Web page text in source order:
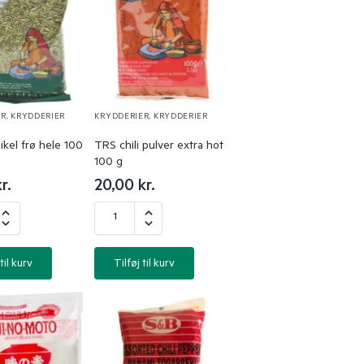
, KRYDDERIER
frø hele 100
kurv
KRYDDERIER, KRYDDERIER
TRS chili pulver extra hot
100 g
20,00 kr.
Tilføj til kurv